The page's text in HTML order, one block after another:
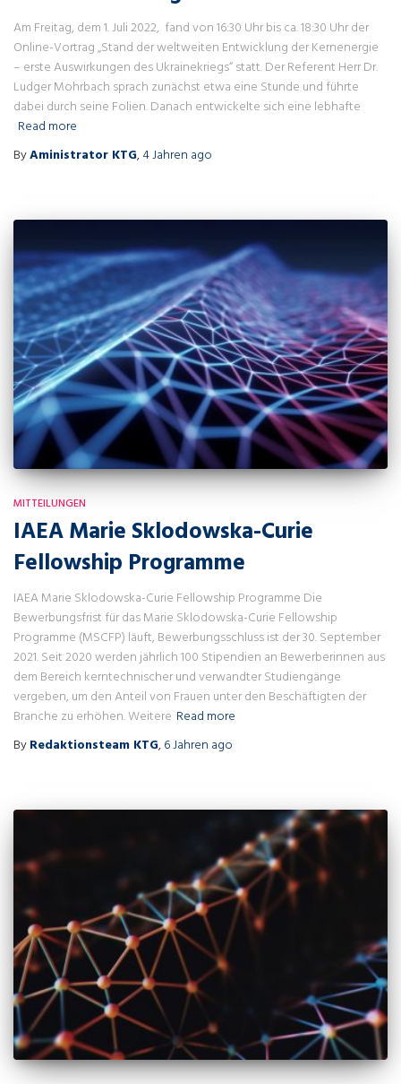
Am Freitag, dem 1. Juli 2022, fand von 16:30 Uhr bis ca. 18:30 Uhr der
Online-Vortrag „Stand der weltweiten Entwicklung der Kernenergie
– erste Auswirkungen des Ukrainekriegs“ statt. Der Referent Herr Dr.
Ludger Mohrbach sprach zunächst etwa eine Stunde und führte
dabei durch seine Folien. Danach entwickelte sich eine lebhafte
Read more
ByAministrator KTG,4 Jahren ago
MITTEILUNGEN
IAEA Marie Sklodowska-Curie
Fellowship Programme
IAEA Marie Sklodowska-Curie Fellowship Programme Die
Bewerbungsfrist für das Marie Sklodowska-Curie Fellowship
Programme (MSCFP) läuft, Bewerbungsschluss ist der 30. September
2021. Seit 2020 werden jährlich 100 Stipendien an Bewerberinnen aus
dem Bereich kerntechnischer und verwandter Studiengänge
vergeben, um den Anteil von Frauen unter den Beschäftigten der
Branche zu erhöhen. Weitere Read more
ByRedaktionsteam KTG,6 Jahren ago